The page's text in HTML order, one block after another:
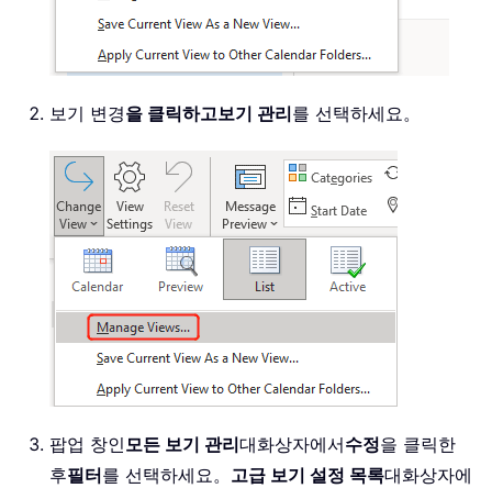
보기 변경을 클릭하고보기 관리를 선택하세요。
팝업 창인모든 보기 관리대화상자에서수정을 클릭한
후필터를 선택하세요。 고급 보기 설정 목록대화상자에